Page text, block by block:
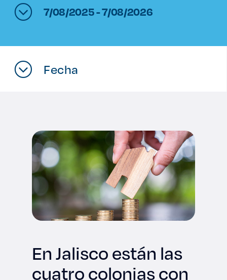
Derecho
Lo más buscado
Prepa ITESO
Becas
Sustentabilidad
7/08/2025 - 7/08/2026
Fecha
En Jalisco están las
cuatro colonias con